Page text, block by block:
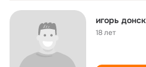
игорь
18 лет